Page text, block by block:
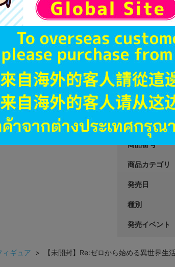
JANコード
商品番号
商品カテゴリ
発売日
種別
発売イベント
ィギュア > 【未開封】Re:ゼロから始める異世界生